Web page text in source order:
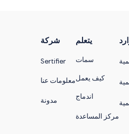
شركة
Sertifier
معلومات عنا
مدونة
يتعلم
سمات
كيف يعمل
اندماج
مركز المساعدة